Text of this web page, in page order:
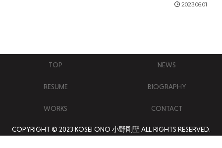
2023.06.01
TOP NEWS
RESUME BIOGRAPHY
WORKS CONTACT
COPYRIGHT © 2023 KOSEI ONO 小野剛聖 ALL RIGHTS RESERVED.